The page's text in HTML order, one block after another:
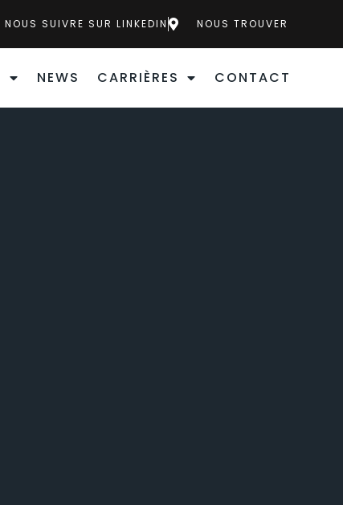
NOUS SUIVRE SUR LINKEDIN NOUS TROUVER
NEWS CARRIÈRES CONTACT